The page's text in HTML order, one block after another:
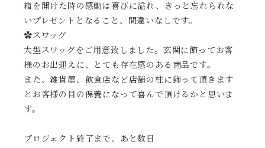
箱を開けた時の感動は喜びに溢れ、きっと忘れられな
いプレゼントとなること、間違いなしです。
✿スワッグ
大型スワッグをご用意致しました。玄関に飾ってお客
様のお出迎えに、とても存在感のある商品です。
また、雑貨屋、飲食店など店舗の柱に飾って頂きます
とお客様の目の保養になって喜んで頂けるかと思いま
す。
プロジェクト終了まで、あと数日